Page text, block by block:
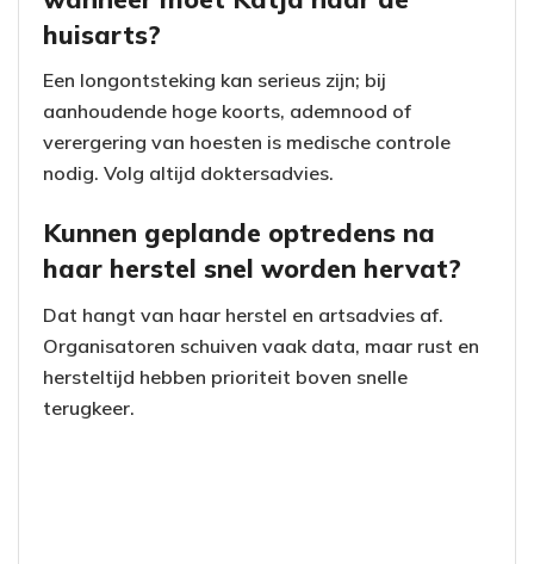
huisarts?
Een longontsteking kan serieus zijn; bij
aanhoudende hoge koorts, ademnood of
verergering van hoesten is medische controle
nodig. Volg altijd doktersadvies.
Kunnen geplande optredens na
haar herstel snel worden hervat?
Dat hangt van haar herstel en artsadvies af.
Organisatoren schuiven vaak data, maar rust en
hersteltijd hebben prioriteit boven snelle
terugkeer.